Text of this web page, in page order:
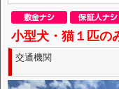
小型犬・猫１匹の
交通機関